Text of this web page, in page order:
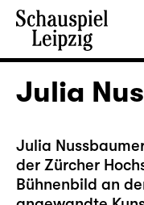
Julia
Julia
der Zürcher
Bühnenbild an